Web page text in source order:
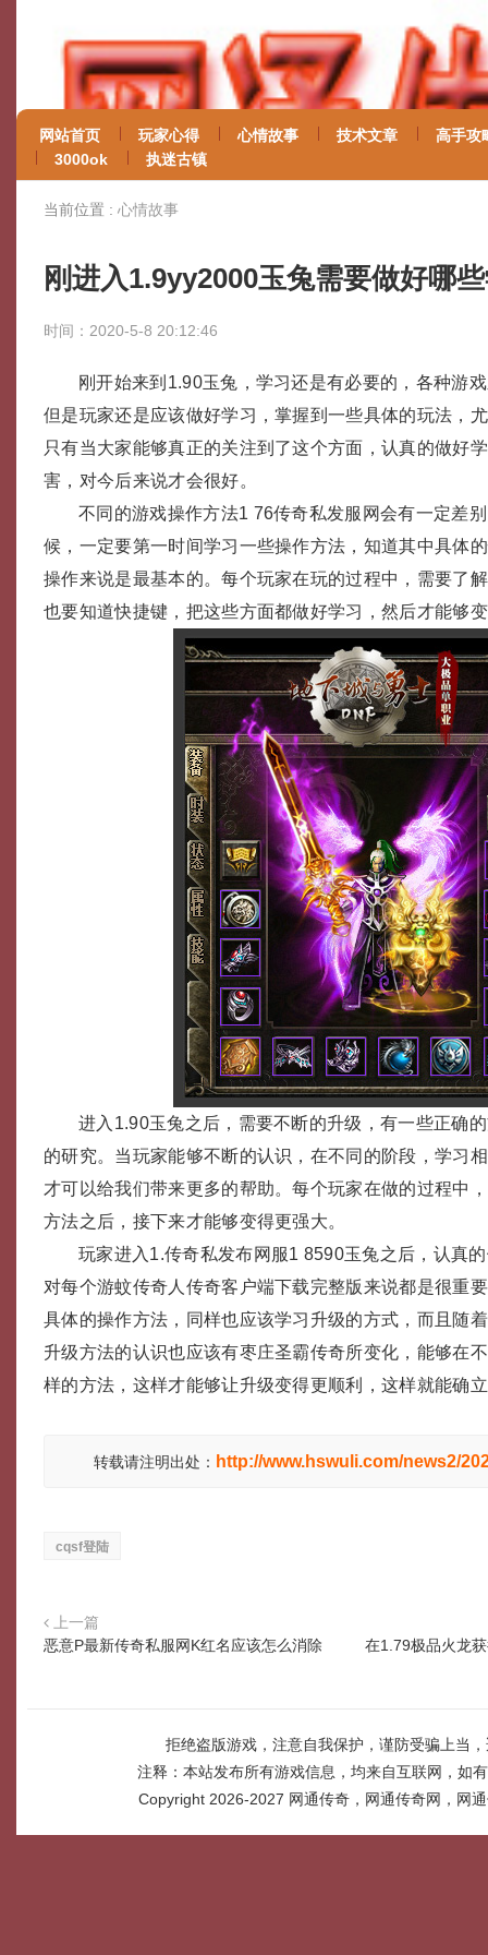
网站首页 玩家心得 心情故事 技术文章
高手攻
3000ok
执迷古镇
当前位置 : 心情故事
刚进入1.9yy2000玉兔需要做好哪
时间：2020-5-8 20:12:46
刚开始来到1.90玉兔，学习还是有必要的，各种游
但是玩家还是应该做好学习，掌握到一些具体的玩法，
只有当大家能够真正的关注到了这个方面，认真的做好
害，对今后来说才会很好。
不同的游戏操作方法1 76传奇私发服网会有一定差
候，一定要第一时间学习一些操作方法，知道其中具体
操作来说是最基本的。每个玩家在玩的过程中，需要了
也要知道快捷键，把这些方面都做好学习，然后才能够
进入1.90玉兔之后，需要不断的升级，有一些正确
的研究。当玩家能够不断的认识，在不同的阶段，学习
才可以给我们带来更多的帮助。每个玩家在做的过程中
方法之后，接下来才能够变得更强大。
玩家进入1.传奇私发布网服1 8590玉兔之后，认真
对每个游蚊传奇人传奇客户端下载完整版来说都是很重
具体的操作方法，同样也应该学习升级的方式，而且随
升级方法的认识也应该有枣庄圣霸传奇所变化，能够在
样的方法，这样才能够让升级变得更顺利，这样就能确
转载请注明出处： http://www.hswuli.com/news2/
cqsf登陆
上一篇
恶意P最新传奇私服网K红名应该怎么消除
在1.79极品火龙
拒绝盗版游戏，注意自我保护，谨防受骗上当
注释：本站发布所有游戏信息，均来自互联网，如
Copyright 2026-2027 网通传奇，网通传奇网，网